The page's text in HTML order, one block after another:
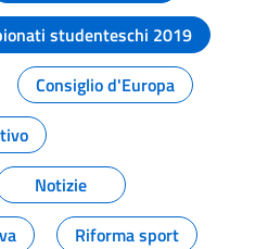
studenteschi 2019
Consiglio d'Europa
Notizie
Riforma sport